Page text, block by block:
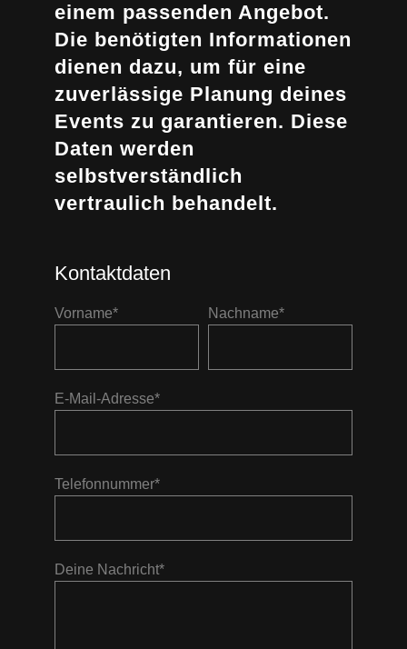
einem passenden Angebot.
Die benötigten Informationen
dienen dazu, um für eine
zuverlässige Planung deines
Events zu garantieren. Diese
Daten werden
selbstverständlich
vertraulich behandelt.
Kontaktdaten
Vorname* Nachname*
E-Mail-Adresse*
Telefonnummer*
Deine Nachricht*